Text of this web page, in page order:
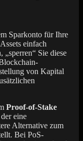
Sparkonto für Ihre
einfach
„sperren“ Sie diese
von Kapital
Proof-of-Stake
eine
Alternative zum
Bei PoS-